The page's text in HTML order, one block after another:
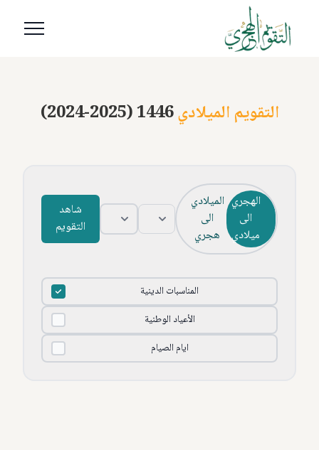
(2024-2025) 1446التقويم الميلادي
شاهد
التقويم
الميلادي
الى
هجري
الهجري
الى
ميلادي
المناسبات الدينية
الأعياد الوطنية
ايام الصيام